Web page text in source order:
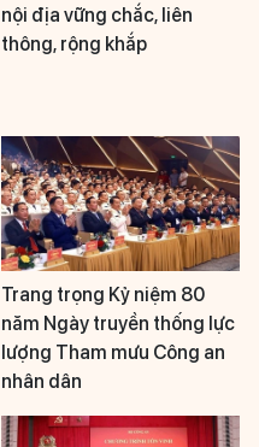
nội địa vững chắc, liên
thông, rộng khắp
Trang trọng Kỷ niệm 80
năm Ngày truyền thống lực
lượng Tham mưu Công an
nhân dân